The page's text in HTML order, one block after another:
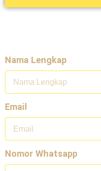
Nama Lengkap
Email
Nomor Whatsapp